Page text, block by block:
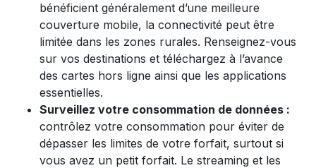
bénéficient généralement d’une meilleure
couverture mobile, la connectivité peut être
limitée dans les zones rurales. Renseignez-vous
sur vos destinations et téléchargez à l’avance
des cartes hors ligne ainsi que les applications
essentielles.
Surveillez votre consommation de données :
contrôlez votre consommation pour éviter de
dépasser les limites de votre forfait, surtout si
vous avez un petit forfait. Le streaming et les